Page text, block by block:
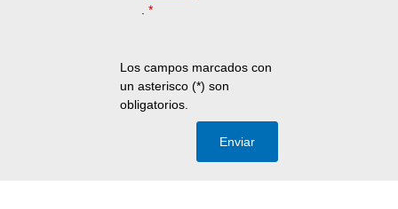
.*
Los campos marcados con
un asterisco (*) son
obligatorios.
Enviar